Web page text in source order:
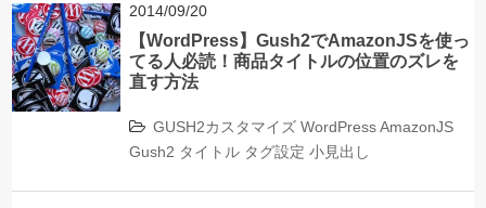
2014/09/20
【WordPress】Gush2でAmazonJSを使っ
てる人必読！商品タイトルの位置のズレを
直す方法
GUSH2カスタマイズ WordPress AmazonJS
Gush2 タイトル タグ設定 小見出し